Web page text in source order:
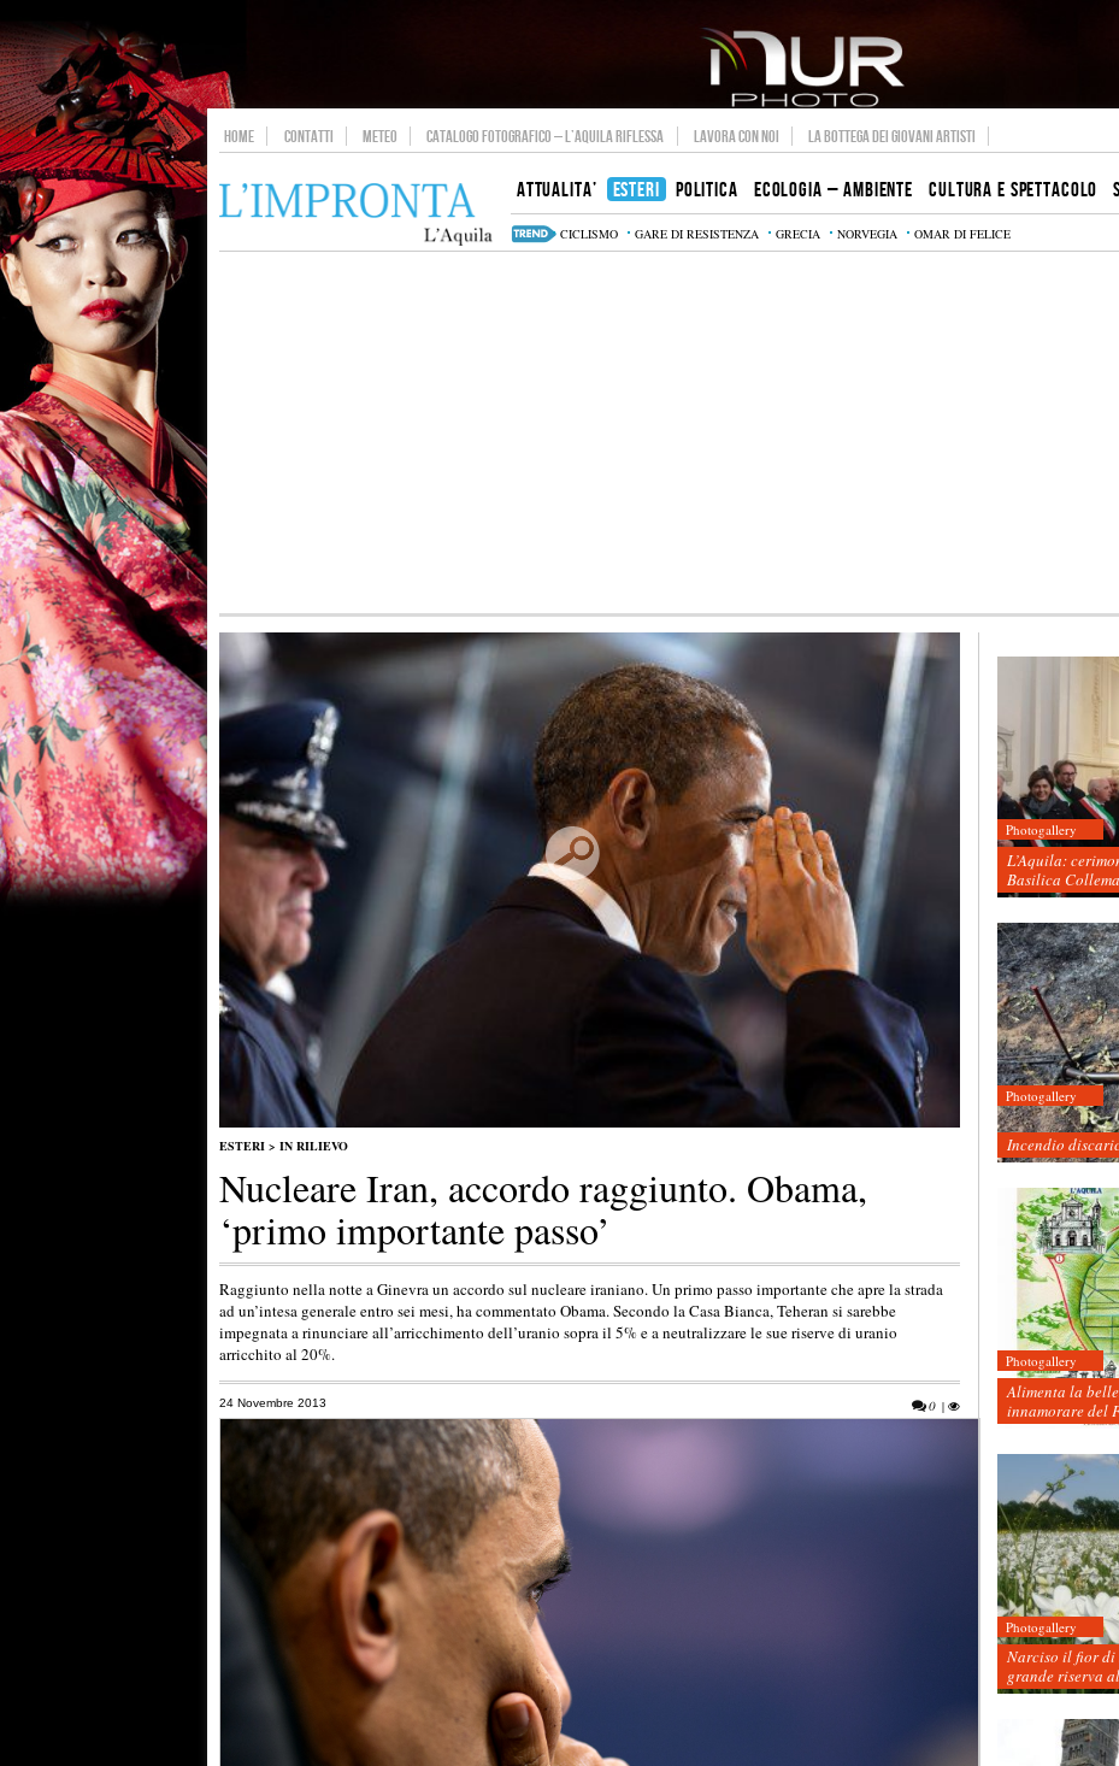
HOME CONTATTI METEO CATALOGO FOTOGRAFICO – L’AQUILA RIFLESSA LAVORA CON NOI LA BOTTEGA DEI GIOVANI ARTISTI
ATTUALITA’ ESTERI POLITICA ECOLOGIA – AMBIENTE CULTURA E SPETTACOLO
CICLISMO GARE DI RESISTENZA GRECIA NORVEGIA OMAR DI FELICE
ESTERI > IN RILIEVO
Nucleare Iran, accordo raggiunto. Obama,
‘primo importante passo’
Raggiunto nella notte a Ginevra un accordo sul nucleare iraniano. Un primo passo importante che apre la strada
ad un’intesa generale entro sei mesi, ha commentato Obama. Secondo la Casa Bianca, Teheran si sarebbe
impegnata a rinunciare all’arricchimento dell’uranio sopra il 5% e a neutralizzare le sue riserve di uranio
arricchito al 20%.
24 Novembre 2013 0 |
Photogallery
L’Aquila:
Basilica
Photogallery
Incendio
Photogallery
Alimenta la
innamorare del
Photogallery
Narciso il fior di
grande riserva